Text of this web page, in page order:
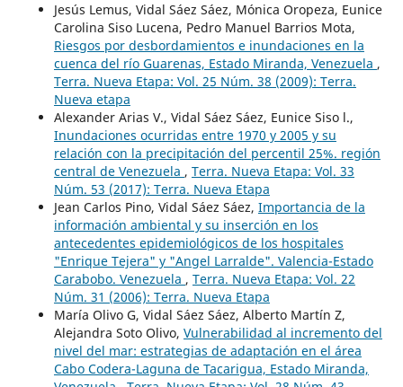
Jesús Lemus, Vidal Sáez Sáez, Mónica Oropeza, Eunice
Carolina Siso Lucena, Pedro Manuel Barrios Mota,
Riesgos por desbordamientos e inundaciones en la
cuenca del río Guarenas, Estado Miranda, Venezuela ,
Terra. Nueva Etapa: Vol. 25 Núm. 38 (2009): Terra.
Nueva etapa
Alexander Arias V., Vidal Sáez Sáez, Eunice Siso l.,
Inundaciones ocurridas entre 1970 y 2005 y su
relación con la precipitación del percentil 25%. región
central de Venezuela , Terra. Nueva Etapa: Vol. 33
Núm. 53 (2017): Terra. Nueva Etapa
Jean Carlos Pino, Vidal Sáez Sáez, Importancia de la
información ambiental y su inserción en los
antecedentes epidemiológicos de los hospitales
"Enrique Tejera" y "Angel Larralde". Valencia-Estado
Carabobo. Venezuela , Terra. Nueva Etapa: Vol. 22
Núm. 31 (2006): Terra. Nueva Etapa
María Olivo G, Vidal Sáez Sáez, Alberto Martín Z,
Alejandra Soto Olivo, Vulnerabilidad al incremento del
nivel del mar: estrategias de adaptación en el área
Cabo Codera-Laguna de Tacarigua, Estado Miranda,